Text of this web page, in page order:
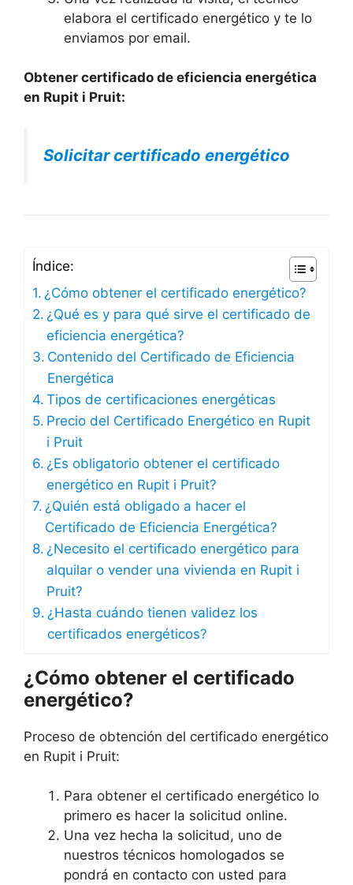
elabora el certificado energético y te lo
enviamos por email.
Obtener certificado de eficiencia energética
en Rupit i Pruit:
Solicitar certificado energético
Índice:
¿Cómo obtener el certificado energético?
¿Qué es y para qué sirve el certificado de
eficiencia energética?
Contenido del Certificado de Eficiencia
Energética
Tipos de certificaciones energéticas
Precio del Certificado Energético en Rupit
i Pruit
¿Es obligatorio obtener el certificado
energético en Rupit i Pruit?
¿Quién está obligado a hacer el
Certificado de Eficiencia Energética?
¿Necesito el certificado energético para
alquilar o vender una vivienda en Rupit i
Pruit?
¿Hasta cuándo tienen validez los
certificados energéticos?
¿Cómo obtener el certificado
energético?
Proceso de obtención del certificado energético
en Rupit i Pruit:
Para obtener el certificado energético lo
primero es hacer la solicitud online.
Una vez hecha la solicitud, uno de
nuestros técnicos homologados se
pondrá en contacto con usted para